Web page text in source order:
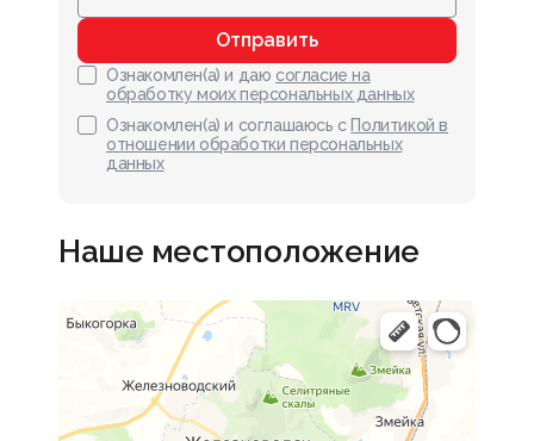
Отправить
Ознакомлен(а) и даю согласие на
обработку моих персональных данных
Ознакомлен(а) и соглашаюсь с Политикой в
отношении обработки персональных
данных
Наше местоположение